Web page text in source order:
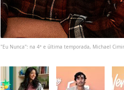
"Eu Nunca": na 4ª e última temporada, Michael